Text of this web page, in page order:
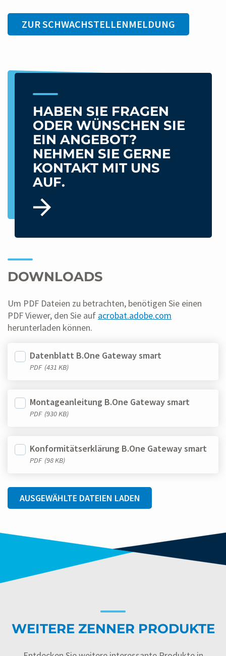
ZUR SCHWACHSTELLENMELDUNG
HABEN SIE FRAGEN
ODER WÜNSCHEN SIE
EIN ANGEBOT?
NEHMEN SIE GERNE
KONTAKT MIT UNS
AUF.
DOWNLOADS
Um PDF Dateien zu betrachten, benötigen Sie einen
PDF Viewer, den Sie auf acrobat.adobe.com
herunterladen können.
Datenblatt B.One Gateway smart
PDF (431 KB)
Montageanleitung B.One Gateway smart
PDF (930 KB)
Konformitätserklärung B.One Gateway smart
PDF (98 KB)
AUSGEWÄHLTE DATEIEN LADEN
WEITERE ZENNER PRODUKTE